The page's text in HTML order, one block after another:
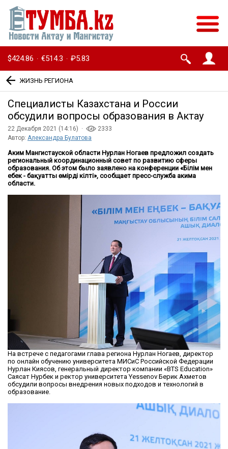
$424.86 · €514.3 · ₽5.83
ЖИЗНЬ РЕГИОНА
Специалисты Казахстана и России
обсудили вопросы образования в Актау
22 Декабря 2021 (14:16) ·
2333
Автор: Александра Булатова
Аким Мангистауской области Нурлан Ногаев предложил создать
региональный координационный совет по развитию сферы
образования. Об этом было заявлено на конференции «Білім мен
еңбек - бақуатты өмірдің кілті», сообщает пресс-служба акима
области.
На встрече с педагогами глава региона Нурлан Ногаев, директор
по онлайн обучению университета МИСиС Российской Федерации
Нурлан Киясов, генеральный директор компании «BTS Education»
Саясат Нурбек и ректор университета Yessenov Берик Ахметов
обсудили вопросы внедрения новых подходов и технологий в
образование.